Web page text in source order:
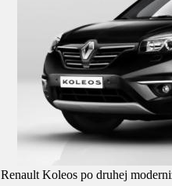
Renault Koleos po druhej